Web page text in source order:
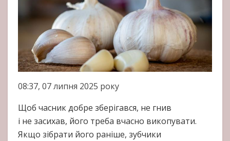
08:37, 07 липня 2025 року
Щоб часник добре зберігався, не гнив
і не засихав, його треба вчасно викопувати.
Якщо зібрати його раніше, зубчики